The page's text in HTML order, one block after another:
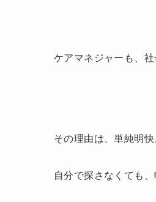
ケアマネジャーも、
その理由は、単純明快
自分で探さなくても